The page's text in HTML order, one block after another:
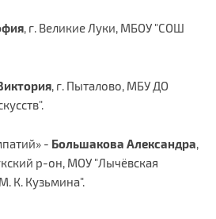
, г. Великие Луки, МБОУ "СОШ
, г. Пыталово, МБУ ДО
- Большакова Александра,
р-он, МОУ "Лычёвская
К. Кузьмина".